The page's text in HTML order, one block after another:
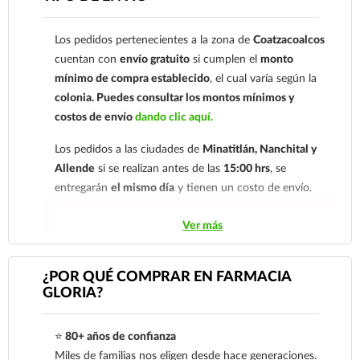
comprobante de pago a al siguiente correo
nuestro
921 261 8491
Los pedidos pertenecientes a la zona deCoatzacoalcos
cuentan conenvío gratuito si cumplen elmonto
mínimo de compra establecido, el cual varía según la
colonia. Puedes consultar los montos mínimos y
costos de envíodando clic aquí.
Los pedidos a las ciudades de Minatitlán, Nanchital y
Allende si se realizan antes de las 15:00 hrs, se
entregaránel mismo día y tienen un costo de envío.
Los pedidos de otras localidades se envían mediante
.Sólo hacemos envíos en el territorio
nacional.
económica.En la tarifa nacional al día siguiente, los
Ver más
¿POR QUÉ COMPRAR EN FARMACIA
GLORIA?
⭐ 80+ años de confianza
Miles de familias nos eligen desde hace generaciones.